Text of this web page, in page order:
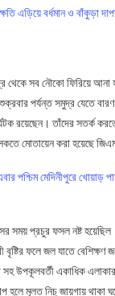
ক্ষতি এড়িয়ে বর্ধমান ও বাঁকুড়া
থেকে সব নৌকো ফিরিয়ে আনা
পর্যন্ত সমুদ্র যেতে
রয়েছেন। তাঁদের সতর্ক
মোতায়েন করা হয়েছে
পশ্চিম মেদিনীপুরে খোয়াড়
সময় প্রচুর ফসল নষ্ট
বৃষ্টির ফলে জল যাতে
উপকূলবর্তী একাধিক
হলে মূলত নিচু জায়গায় থাকা